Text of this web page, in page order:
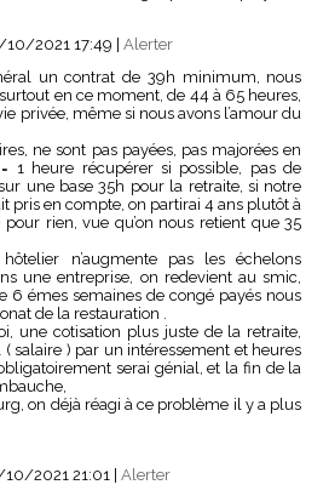
10/2021 17:49
Alerter
un contrat de 39h minimum, nous
en ce moment, de 44 à 65 heures,
privée, même si nous avons l’amour du
ne sont pas payées, pas majorées en
1 heure récupérer si possible, pas de
une base 35h pour la retraite, si notre
pris en compte, on partirai 4 ans plutôt à
rien, vue qu’on nous retient que 35
n’augmente pas les échelons
une entreprise, on redevient au smic,
6 émes semaines de congé payés nous
de la restauration .
une cotisation plus juste de la retraite,
salaire ) par un intéressement et heures
serai génial, et la fin de la
on déjà réagi à ce problème il y a plus
10/2021 21:01 Alerter